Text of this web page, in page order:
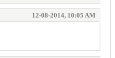
12-08-2014, 10:05 AM